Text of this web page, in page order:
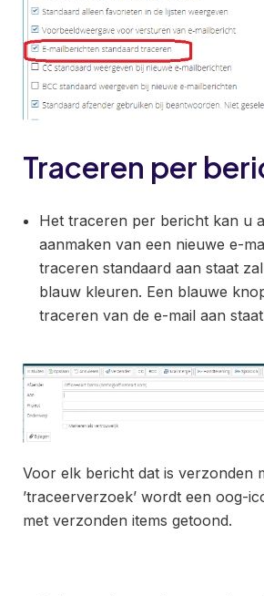
Traceren per
Het traceren per bericht kan u
aanmaken van een nieuwe e-
traceren standaard aan staat
blauw kleuren. Een blauwe
traceren van de e-mail aan
Voor elk bericht dat is verzonden
’traceerverzoek’ wordt een oog-
met verzonden items getoond.